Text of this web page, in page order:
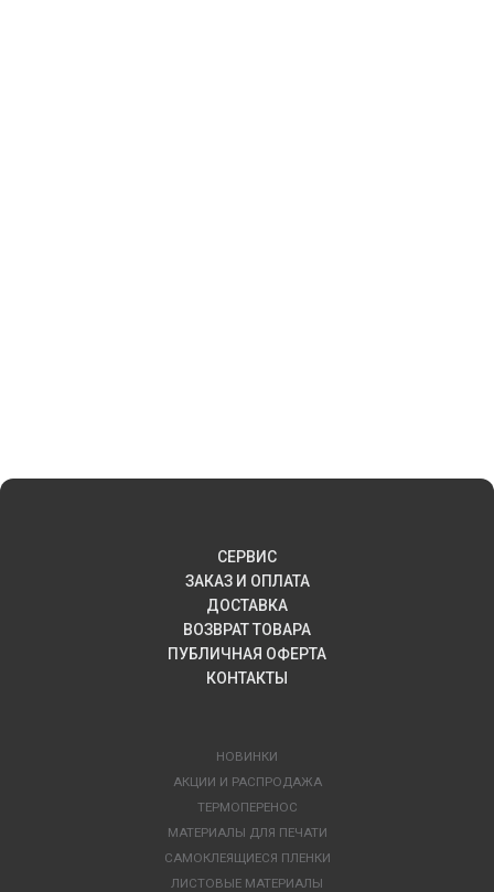
СЕРВИС
ЗАКАЗ И ОПЛАТА
ДОСТАВКА
ВОЗВРАТ ТОВАРА
ПУБЛИЧНАЯ ОФЕРТА
КОНТАКТЫ
НОВИНКИ
АКЦИИ И РАСПРОДАЖА
ТЕРМОПЕРЕНОС
МАТЕРИАЛЫ ДЛЯ ПЕЧАТИ
САМОКЛЕЯЩИЕСЯ ПЛЕНКИ
ЛИСТОВЫЕ МАТЕРИАЛЫ